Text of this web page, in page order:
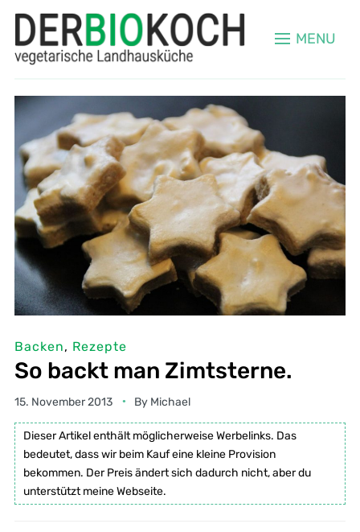
MENU
Backen, Rezepte
So backt man Zimtsterne.
15. November 2013 By Michael
Dieser Artikel enthält möglicherweise Werbelinks. Das
bedeutet, dass wir beim Kauf eine kleine Provision
bekommen. Der Preis ändert sich dadurch nicht, aber du
unterstützt meine Webseite.